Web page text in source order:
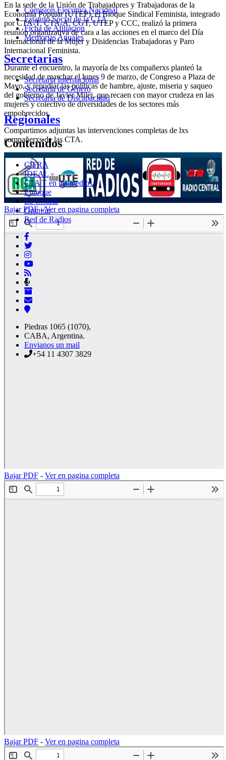
En la sede de la Unión de Trabajadores y Trabajadoras de la
Economía Popular (UTEP), el Bloque Sindical Feminista, integrado
por CTA-T, CTA-A, CGT, UTEP y CCC, realizó la primera
reunión organizativa de cara a las acciones en el marco del Día
Internacional de la Mujer y Disidencias Trabajadoras y Paro
Internacional Feminista.
Durante el encuentro, la mayoría de lxs compañerxs planteó la
necesidad de marchar el lunes 9 de marzo, de Congreso a Plaza de
Mayo, y repudiar las políticas de hambre, ajuste, miseria y saqueo
del gobierno de Javier Milei, que recaen con mayor crudeza en las
mujeres y colectivo de diversidades de los sectores más
empobrecidos.
Compartimos adjuntas las intervenciones completas de lxs
compañerxs de las CTA.
Bajar PDF-Ver en pagina completa
Bajar PDF - Ver en pagina completa
Bajar PDF - Ver en pagina completa
Comision Ejecutiva Nacional
Estatuto Social de la CTA
Ficha de Afiliacion
Memorias Anuales
Secretarias
Secretaria Internacional
Secretaria de Género
Secretaria de Discapacidad
Regionales
Contenidos
CIFRA
IDEAL
CTA T en los medios
Enfoque
La Central
Opinión
Red de Radios
Piedras 1065 (1070),
CABA, Argentina.
Envianos un mail
+54 11 4307 3829